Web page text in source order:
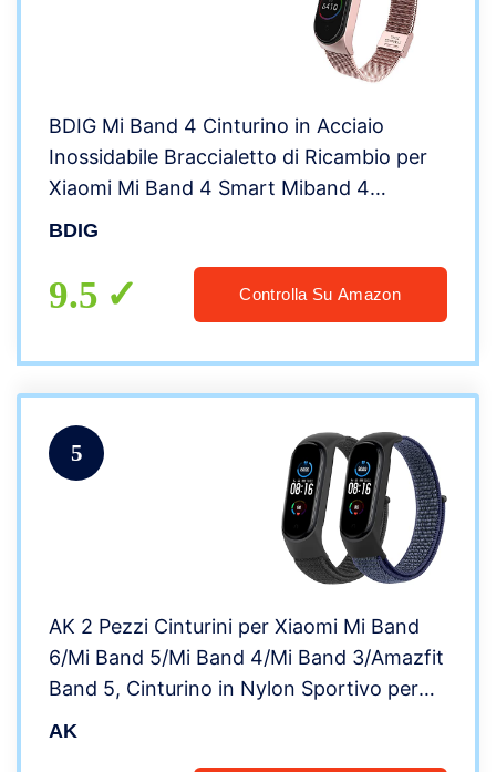
BDIG Mi Band 4 Cinturino in Acciaio
Inossidabile Braccialetto di Ricambio per
Xiaomi Mi Band 4 Smart Miband 4
Braccialetto (Activity Tracker Non
BDIG
9.5 Controlla Su Amazon
5
AK 2 Pezzi Cinturini per Xiaomi Mi Band
6/Mi Band 5/Mi Band 4/Mi Band 3/Amazfit
Band 5, Cinturino in Nylon Sportivo per
Xiaomi Mi Band 3/Mi Band 4/Mi Band 5/Mi
AK